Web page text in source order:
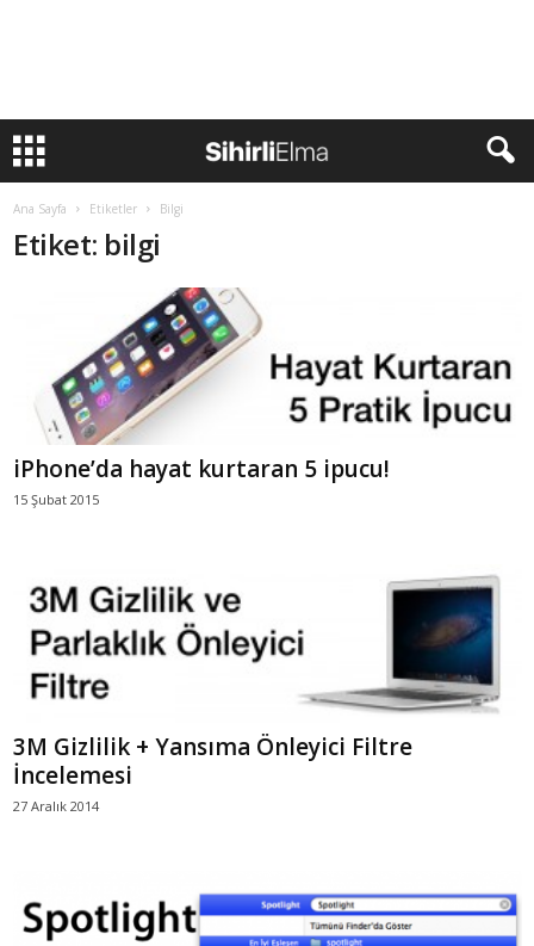
Ana Sayfa Etiketler Bilgi
Etiket: bilgi
iPhone’da hayat kurtaran 5 ipucu!
15 Şubat 2015
3M Gizlilik + Yansıma Önleyici Filtre
İncelemesi
27 Aralık 2014